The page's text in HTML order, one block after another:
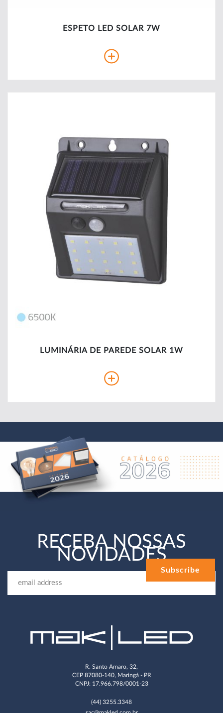
ESPETO LED SOLAR 7W
LUMINÁRIA DE PAREDE SOLAR 1W
RECEBA NOSSAS
NOVIDADES
R. Santo Amaro, 32,
CEP 87080-140, Maringá - PR
CNPJ: 17.966.798/0001-23
(44) 3255.3348